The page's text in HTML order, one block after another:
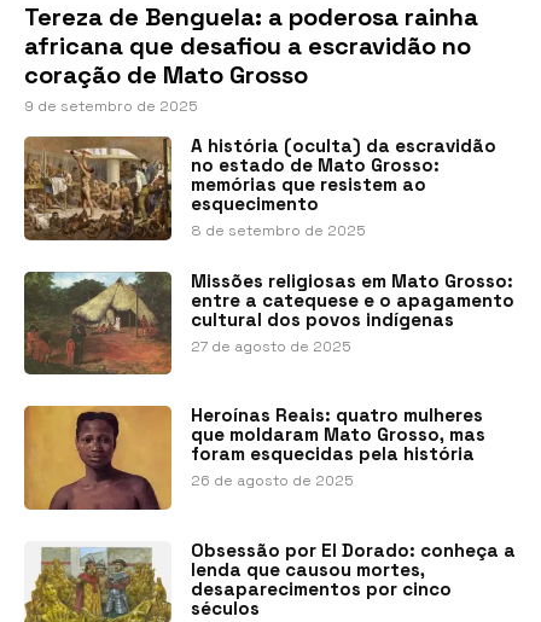
Tereza de Benguela: a poderosa rainha
africana que desafiou a escravidão no
coração de Mato Grosso
9 de setembro de 2025
A história (oculta) da escravidão
no estado de Mato Grosso:
memórias que resistem ao
esquecimento
8 de setembro de 2025
Missões religiosas em Mato Grosso:
entre a catequese e o apagamento
cultural dos povos indígenas
27 de agosto de 2025
Heroínas Reais: quatro mulheres
que moldaram Mato Grosso, mas
foram esquecidas pela história
26 de agosto de 2025
Obsessão por El Dorado: conheça a
lenda que causou mortes,
desaparecimentos por cinco
séculos